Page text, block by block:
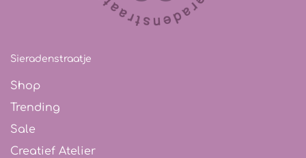
Sieradenstraatje
Shop
Trending
Sale
Creatief Atelier